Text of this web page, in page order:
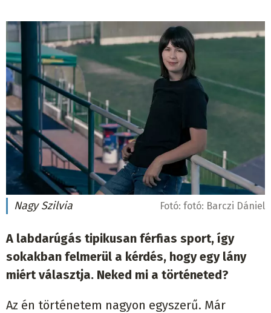
Nagy Szilvia Fotó: fotó: Barczi Dániel
A labdarúgás tipikusan férfias sport, így
sokakban felmerül a kérdés, hogy egy lány
miért választja. Neked mi a történeted?
Az én történetem nagyon egyszerű. Már